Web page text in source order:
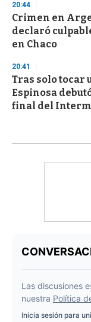
20:44
Crimen en
declaró
en Chaco
20:41
Tras solo tocar
Espinosa
final del